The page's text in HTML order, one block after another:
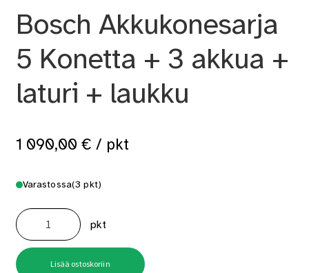
Bosch Akkukonesarja
5 Konetta + 3 akkua +
laturi + laukku
1 090,00 € / pkt
Varastossa(3 pkt)
Bosch
Akkukonesarja
5
Konetta
3
akkua
+
pkt
Lisää ostoskoriin